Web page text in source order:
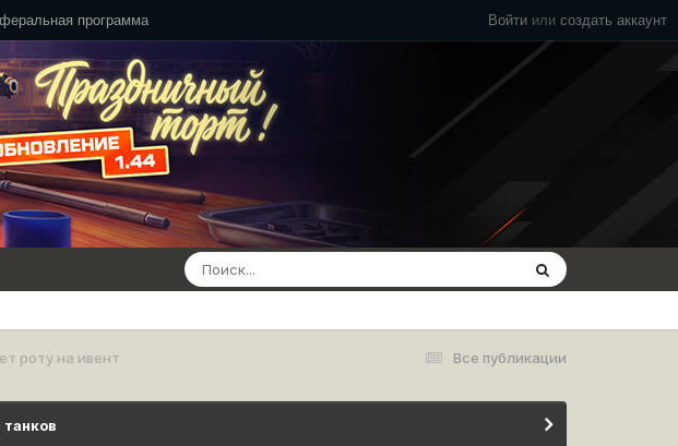
Войти или создать аккаунт
программа
Все публикации
роту на ивент